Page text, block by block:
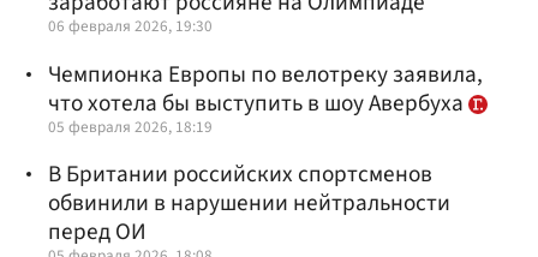
06 февраля 2026, 19:30
Чемпионка Европы по велотреку заявила,
что хотела бы выступить в шоу Авербуха
05 февраля 2026, 18:19
В Британии российских спортсменов
обвинили в нарушении нейтральности
перед ОИ